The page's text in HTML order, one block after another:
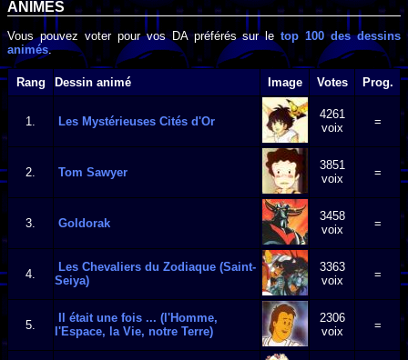
ANIMÉS
Vous pouvez voter pour vos DA préférés sur letop 100 des dessins
animés.
Rang Dessin animé Image Votes Prog.
1. Les Mystérieuses Cités d'Or
4261
voix
=
2. Tom Sawyer
3851
voix
=
3. Goldorak
3458
voix
=
4.
Les Chevaliers du Zodiaque (Saint-
Seiya)
3363
voix
=
5.
Il était une fois ... (l'Homme,
l'Espace, la Vie, notre Terre)
2306
voix
=